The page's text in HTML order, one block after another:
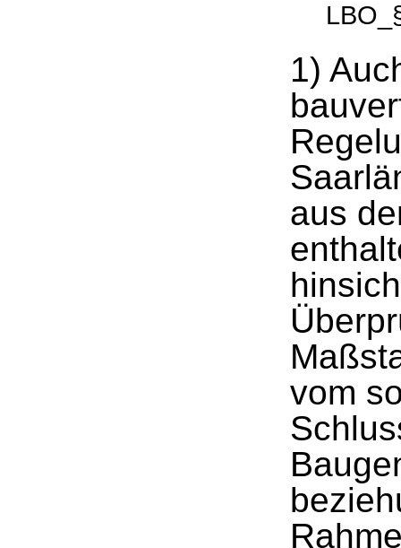
1)
aus
vom